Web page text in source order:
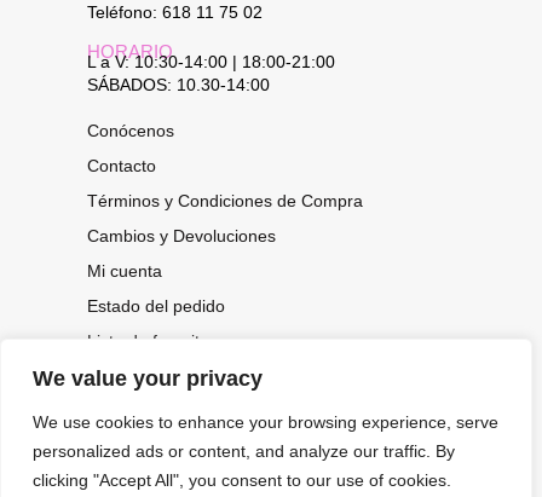
We value your privacy
We use cookies to enhance your browsing experience, serve
personalized ads or content, and analyze our traffic. By
clicking "Accept All", you consent to our use of cookies.
Teléfono: 618 11 75 02
HORARIO
L a V: 10:30-14:00 | 18:00-21:00
SÁBADOS: 10.30-14:00
Conócenos
Contacto
Términos y Condiciones de Compra
Cambios y Devoluciones
Mi cuenta
Estado del pedido
Lista de favoritos
CONOCE NUESTRAS NOVEDADES,
OFERTAS...